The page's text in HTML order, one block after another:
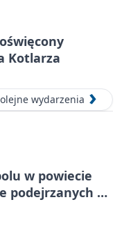
Kotlarza
wydarzenia
w powiecie
podejrzanych w